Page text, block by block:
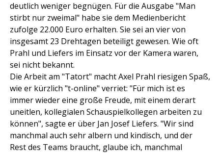
deutlich weniger begnügen. Für die Ausgabe "Man
stirbt nur zweimal" habe sie dem Medienbericht
zufolge 22.000 Euro erhalten. Sie sei an vier von
insgesamt 23 Drehtagen beteiligt gewesen. Wie oft
Prahl und Liefers im Einsatz vor der Kamera waren,
sei nicht bekannt.
Die Arbeit am "Tatort" macht Axel Prahl riesigen Spaß,
wie er kürzlich "t-online" verriet: "Für mich ist es
immer wieder eine große Freude, mit einem derart
uneitlen, kollegialen Schauspielkollegen arbeiten zu
können", sagte er über Jan Josef Liefers. "Wir sind
manchmal auch sehr albern und kindisch, und der
Rest des Teams braucht, glaube ich, manchmal